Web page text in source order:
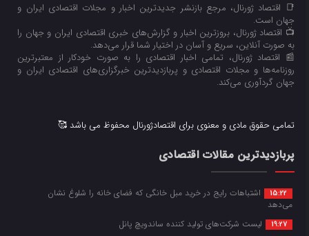
📑 اقتصاد ژورنال، مرجع بازنشر جدیدترین اخبار و مجلات اقتصادی ایران و
جهان است.
📺 اقتصاد ژورنال، بروزترین اخبار و گزارش‌های خبری اقتصادی ایران و جهان را
به صورت آنلاین، سریع و آسان در اختیار شما قرار می‌‌دهد.
📰 اقتصاد ژورنال، تمامی اخبار اقتصادی را به صورت خودکار از معتبرترین
روزنامه‌ها و مجلات اقتصادی و پربازدیدترین خبرگزاری‌های اقتصادی ایران و
جهان گردآوری می‌کند.
تمامی حقوق مادی و معنوی برای اقتصادژورنال محفوظ می باشد 🥰
پربازدیدترین مقالات اقتصادی
15:22
اشتباهات رایج در خرید مبل خانگی که فضای خانه را شلوغ نشان
می‌دهد
19:27 لیست شرکت‌های تولید کننده ساندویچ پانل